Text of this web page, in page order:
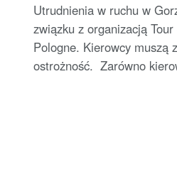
Utrudnienia w ruchu w
związku z organizacją Tour
Pologne. Kierowcy muszą
ostrożność. Zarówno